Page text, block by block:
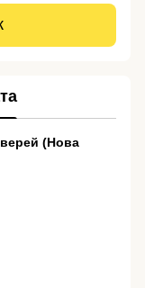
(Нова